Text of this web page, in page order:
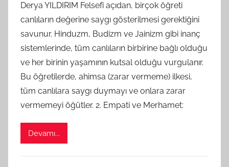
S
A
M
t
a
r
a
f
Derya YILDIRIM Felsefi açıdan, birçok öğreti
canlıların değerine saygı gösterilmesi gerektiğini
savunur. Hinduzm, Budizm ve Jainizm gibi inanç
sistemlerinde, tüm canlıların birbirine bağlı olduğu
ve her birinin yaşamının kutsal olduğu vurgulanır.
Bu öğretilerde, ahimsa (zarar vermeme) ilkesi,
tüm canlılara saygı duymayı ve onlara zarar
vermemeyi öğütler. 2. Empati ve Merhamet:
Devamı...